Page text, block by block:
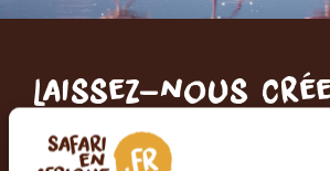
Laissez-nous
voyage sur